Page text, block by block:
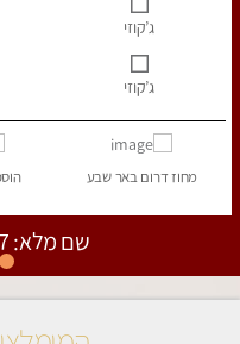
ג’קוזי
ג’קוזי
מחוז דרוםבאר שבע
שם מלא: 053-6113157